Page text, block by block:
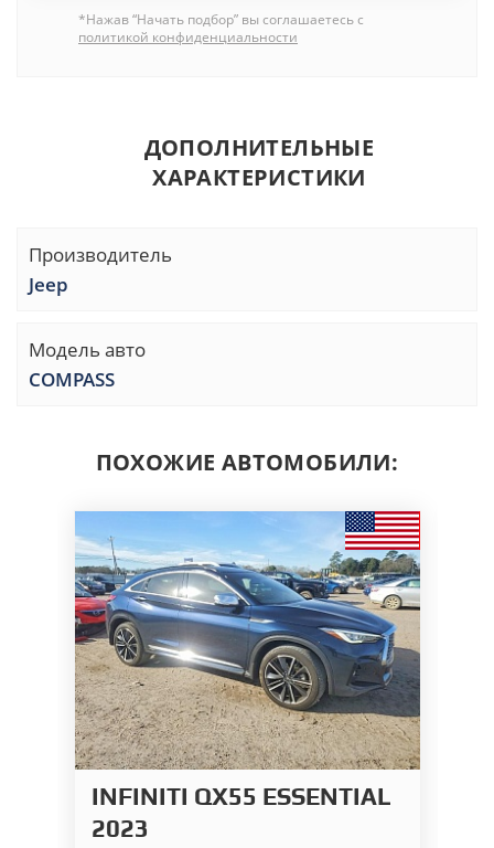
*Нажав “Начать подбор” вы соглашаетесь с
политикой конфиденциальности
ДОПОЛНИТЕЛЬНЫЕ
ХАРАКТЕРИСТИКИ
Производитель
Jeep
Модель авто
COMPASS
ПОХОЖИЕ АВТОМОБИЛИ:
INFINITI QX55 ESSENTIAL
2023